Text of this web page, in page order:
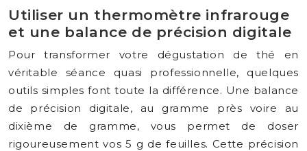
Utiliser un thermomètre infrarouge
et une balance de précision digitale
Pour transformer votre dégustation de thé en
véritable séance quasi professionnelle, quelques
outils simples font toute la différence. Une balance
de précision digitale, au gramme près voire au
dixième de gramme, vous permet de doser
rigoureusement vos 5 g de feuilles. Cette précision